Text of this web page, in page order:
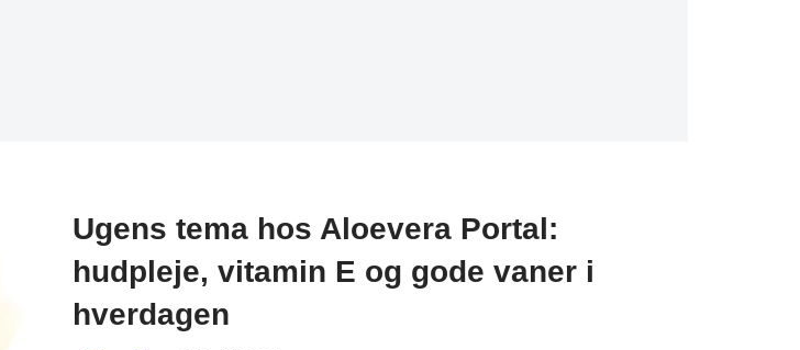
Ugens tema hos Aloevera Portal:
hudpleje, vitamin E og gode vaner i
hverdagen